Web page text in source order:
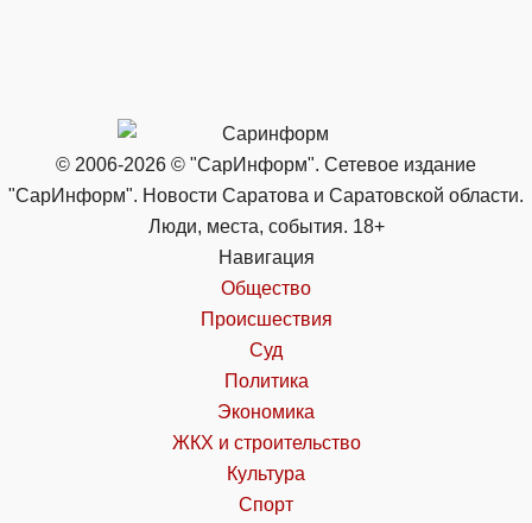
© 2006-2026 © "СарИнформ". Сетевое издание
"СарИнформ". Новости Саратова и Саратовской области.
Люди, места, события. 18+
Навигация
Общество
Происшествия
Суд
Политика
Экономика
ЖКХ и строительство
Культура
Спорт